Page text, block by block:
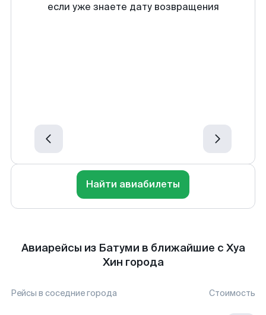
если уже знаете дату возвращения
Найти авиабилеты
Авиарейсы из Батуми в ближайшие с Хуа
Хин города
Рейсы в соседние города Стоимость